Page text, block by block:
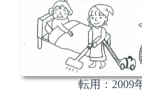
転用：2009